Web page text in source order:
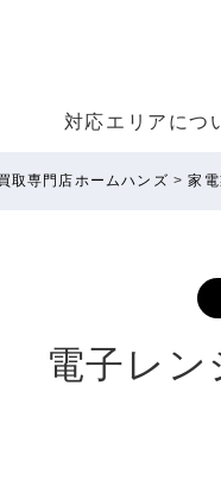
対応エリアにつ
取専門店ホームハンズ >家
電子レ